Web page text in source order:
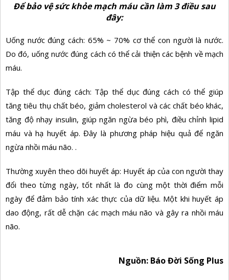
Để bảo vệ sức khỏe mạch máu cần làm 3 điều sau
đây:
Uống nước đúng cách: 65% ~ 70% cơ thể con người là nước.
Do đó, uống nước đúng cách có thể cải thiện các bệnh về mạch
máu.
Tập thể dục đúng cách: Tập thể dục đúng cách có thể giúp
tăng tiêu thụ chất béo, giảm cholesterol và các chất béo khác,
tăng độ nhạy insulin, giúp ngăn ngừa béo phì, điều chỉnh lipid
máu và hạ huyết áp. Đây là phương pháp hiệu quả để ngăn
ngừa nhồi máu não. .
Thường xuyên theo dõi huyết áp: Huyết áp của con người thay
đổi theo từng ngày, tốt nhất là đo cùng một thời điểm mỗi
ngày để đảm bảo tính xác thực của dữ liệu. Một khi huyết áp
dao động, rất dễ chặn các mạch máu não và gây ra nhồi máu
não.
Nguồn: Báo Đời Sống Plus